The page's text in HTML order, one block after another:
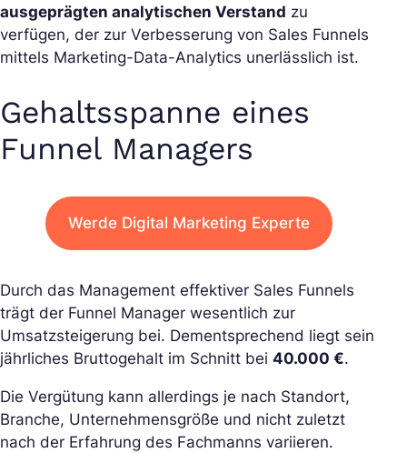
ausgeprägten analytischen Verstand zu
verfügen, der zur Verbesserung von Sales Funnels
mittels Marketing-Data-Analytics unerlässlich ist.
Gehaltsspanne eines
Funnel Managers
Werde Digital Marketing Experte
Durch das Management effektiver Sales Funnels
trägt der Funnel Manager wesentlich zur
Umsatzsteigerung bei. Dementsprechend liegt sein
jährliches Bruttogehalt im Schnitt bei 40.000 €.
Die Vergütung kann allerdings je nach Standort,
Branche, Unternehmensgröße und nicht zuletzt
nach der Erfahrung des Fachmanns variieren.